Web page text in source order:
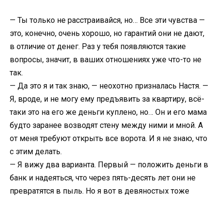
— Ты только не расстраивайся, но… Все эти чувства —
это, конечно, очень хорошо, но гарантий они не дают,
в отличие от денег. Раз у тебя появляются такие
вопросы, значит, в ваших отношениях уже что-то не
так.
— Да это я и так знаю, — неохотно призналась Настя. —
Я, вроде, и не могу ему предъявить за квартиру, всё-
таки это на его же деньги куплено, но… Он и его мама
будто заранее возводят стену между ними и мной. А
от меня требуют открыть все ворота. И я не знаю, что
с этим делать.
— Я вижу два варианта. Первый — положить деньги в
банк и надеяться, что через пять-десять лет они не
превратятся в пыль. Но я вот в девяностых тоже